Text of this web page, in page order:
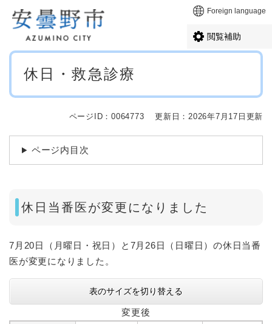
メニューを飛ばして本文へ Foreign language
閲覧補助
本
休日・救急診療
ページID：0064773 更新日：2026年7月17日更新
ページ内目次
休日当番医が変更になりました
7月20日（月曜日・祝日）と7月26日（日曜日）の休日当番
医が変更になりました。
表のサイズを切り替える
変更後